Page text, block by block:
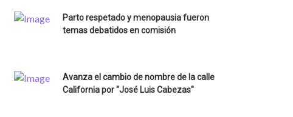
Parto respetado y menopausia fueron
temas debatidos en comisión
Avanza el cambio de nombre de la calle
California por "José Luis Cabezas"